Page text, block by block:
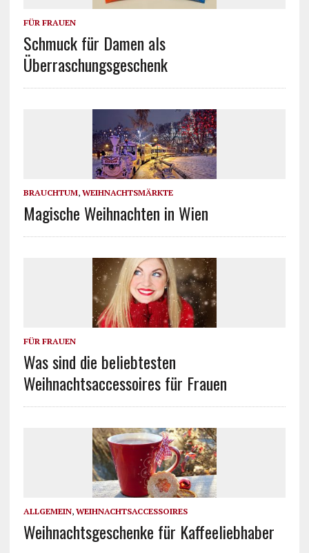
FÜR FRAUEN
Schmuck für Damen als
Überraschungsgeschenk
BRAUCHTUM, WEIHNACHTSMÄRKTE
Magische Weihnachten in Wien
FÜR FRAUEN
Was sind die beliebtesten
Weihnachtsaccessoires für Frauen
ALLGEMEIN, WEIHNACHTSACCESSOIRES
Weihnachtsgeschenke für Kaffeeliebhaber